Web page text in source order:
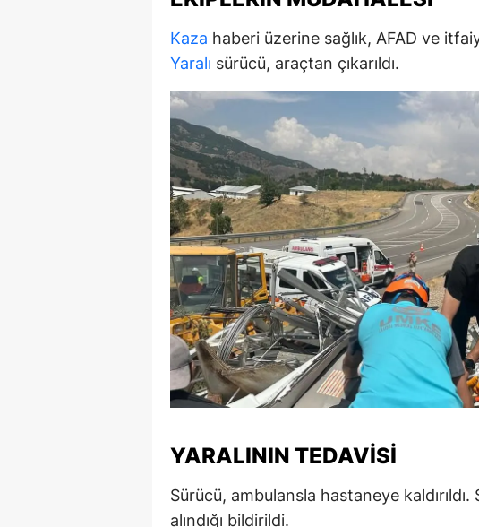
İstanbul
İzmir
Kastamonu
Kayseri
Kırklareli
Kırşehir
Kocaeli
Kütahya
Manisa
Kaza haberi üzerine sağlık, AFAD ve
Yaralı sürücü, araçtan çıkarıldı.
YARALININ TEDAVISI
Sürücü, ambulansla hastaneye
alındığı bildirildi.